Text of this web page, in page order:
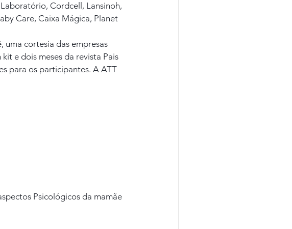
Cordcell, Lansinoh,
Care, Caixa Mágica, Planet
uma cortesia das empresas
e dois meses da revista Pais
para os participantes. A ATT
Psicológicos da mamãe